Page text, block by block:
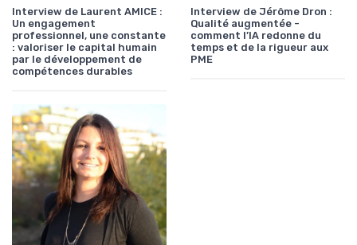
Interview de Laurent AMICE :
Un engagement
professionnel, une constante
: valoriser le capital humain
par le développement de
compétences durables
Interview de Jérôme Dron :
Qualité augmentée -
comment l’IA redonne du
temps et de la rigueur aux
PME